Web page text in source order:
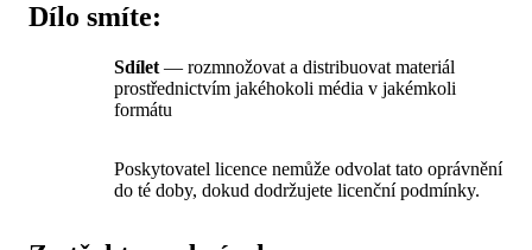
Dílo smíte:
Sdílet — rozmnožovat a distribuovat materiál
prostřednictvím jakéhokoli média v jakémkoli
formátu
Poskytovatel licence nemůže odvolat tato oprávnění
do té doby, dokud dodržujete licenční podmínky.